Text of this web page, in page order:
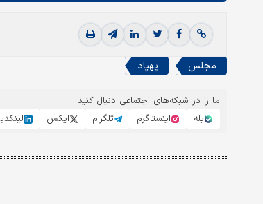
مجلس پهپاد
ما را در شبکه‌های اجتماعی دنبال کنید
بله
اینستاگرم تلگرام ایکس